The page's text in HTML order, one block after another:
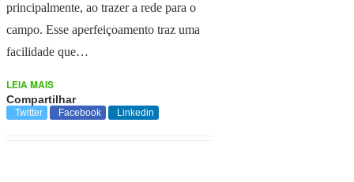
principalmente, ao trazer a rede para o
campo. Esse aperfeiçoamento traz uma
facilidade que…
LEIA MAIS
Compartilhar
Twitter Facebook Linkedin